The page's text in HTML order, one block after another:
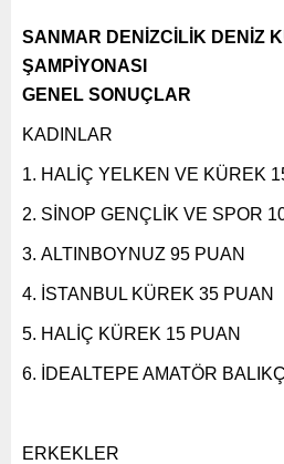
SANMAR DENİZCİLİK DENİZ
ŞAMPİYONASI
GENEL SONUÇLAR
KADINLAR
HALİÇ YELKEN VE KÜREK
SİNOP GENÇLİK VE SPOR
ALTINBOYNUZ 95 PUAN
İSTANBUL KÜREK 35 PUAN
HALİÇ KÜREK 15 PUAN
İDEALTEPE AMATÖR
ERKEKLER